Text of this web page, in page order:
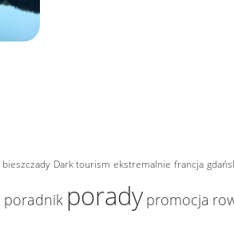
bieszczady Dark tourism ekstremalnie francja
poradnik porady promocja